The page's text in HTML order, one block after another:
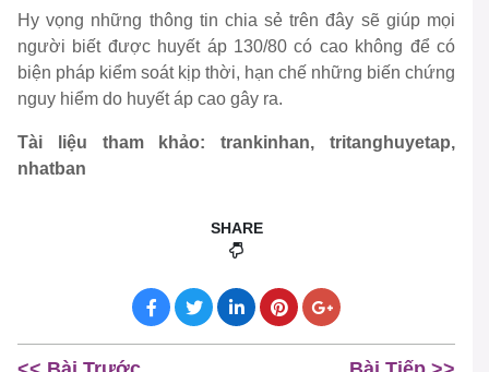
Hy vọng những thông tin chia sẻ trên đây sẽ giúp mọi
người biết được huyết áp 130/80 có cao không để có
biện pháp kiểm soát kịp thời, hạn chế những biến chứng
nguy hiểm do huyết áp cao gây ra.
Tài liệu tham khảo: trankinhan, tritanghuyetap,
nhatban
SHARE